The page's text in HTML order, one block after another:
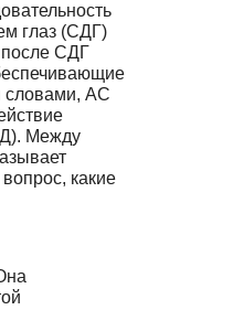
глаз (СДГ)
после СДГ
словами, АС
Между
какие